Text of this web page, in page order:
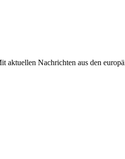
Nachrichten aus den